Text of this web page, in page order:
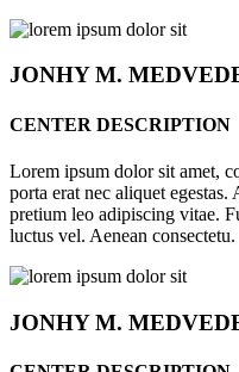
JONHYM.
CENTER DESCRIPTION
Lorem ipsum dolor sit amet,
porta erat nec aliquet
pretium leo adipiscing vitae.
luctus vel. Aenean consectetu.
JONHYM.